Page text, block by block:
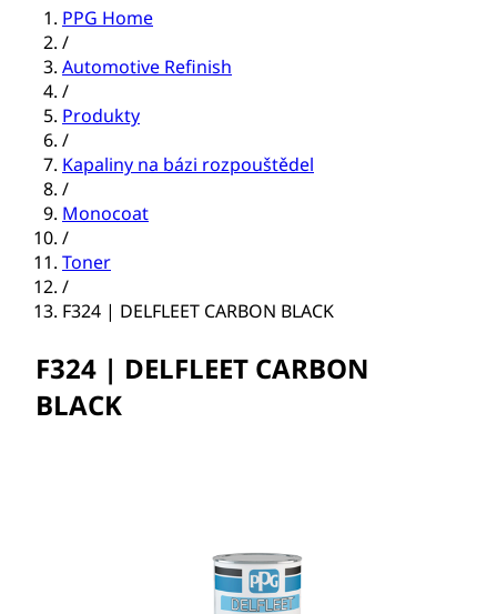
PPG Home
/
Automotive Refinish
/
Produkty
/
Kapaliny na bázi rozpouštědel
/
Monocoat
/
Toner
/
F324 | DELFLEET CARBON BLACK
F324 | DELFLEET CARBON
BLACK